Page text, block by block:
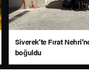
Siverek’te Fırat
boğuldu